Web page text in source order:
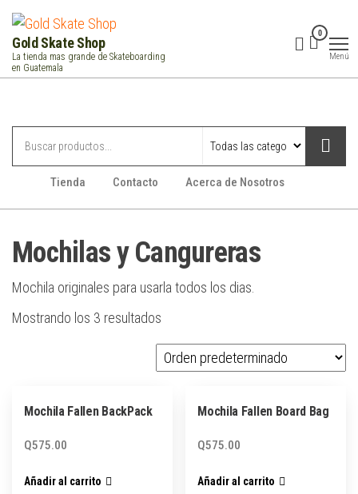
Saltar
contenido
Gold Skate Shop
La tienda mas grande de Skateboarding
en Guatemala
0
Menú
Tienda Contacto Acerca de Nosotros
Mochilas y Cangureras
Mochila originales para usarla todos los dias.
Mostrando los 3 resultados
Mochila Fallen BackPack
Q575.00
Añadir al carrito
Mochila Fallen Board Bag
Q575.00
Añadir al carrito